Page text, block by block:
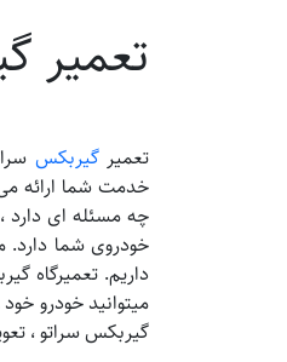
تعمیر
تعمیرگیربکس
خدمت شما ارائه
چه مسئله ای دارد
خودروی شما دارد.
داریم. تعمیرگاه
میتوانید خودرو
گیربکس سراتو ، تعویض